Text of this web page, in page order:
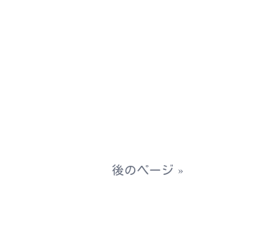
後のページ »